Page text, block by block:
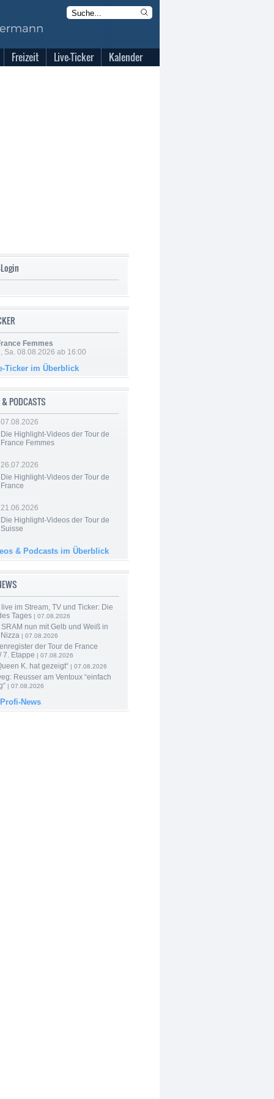
Freizeit Live-Ticker Kalender
Femmes
Sa. 08.08.2026 ab 16:00
Ticker im Überblick
PODCASTS
07.08.2026
Die Highlight-Videos der Tour de
France Femmes
26.07.2026
Die Highlight-Videos der Tour de
France
21.06.2026
Die Highlight-Videos der Tour de
Suisse
& Podcasts im Überblick
im Stream, TV und Ticker: Die
Tages | 07.08.2026
nun mit Gelb und Weiß in
| 07.08.2026
der Tour de France
7. Etappe | 07.08.2026
K. hat gezeigt“ | 07.08.2026
Reusser am Ventoux “einfach
| 07.08.2026
News